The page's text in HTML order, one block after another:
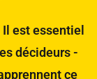
est essentiel
décideurs -
ce